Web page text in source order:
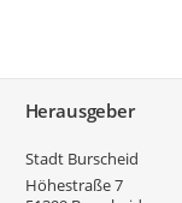
Herausgeber
Stadt Burscheid
Höhestraße 7